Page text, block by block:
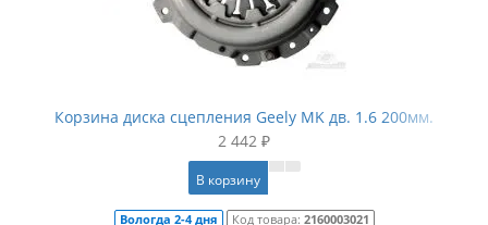
Корзина диска сцепления Geely MK дв. 1.6 200мм.
2 442 ₽
В корзину
Вологда 2-4 дня Код товара: 2160003021